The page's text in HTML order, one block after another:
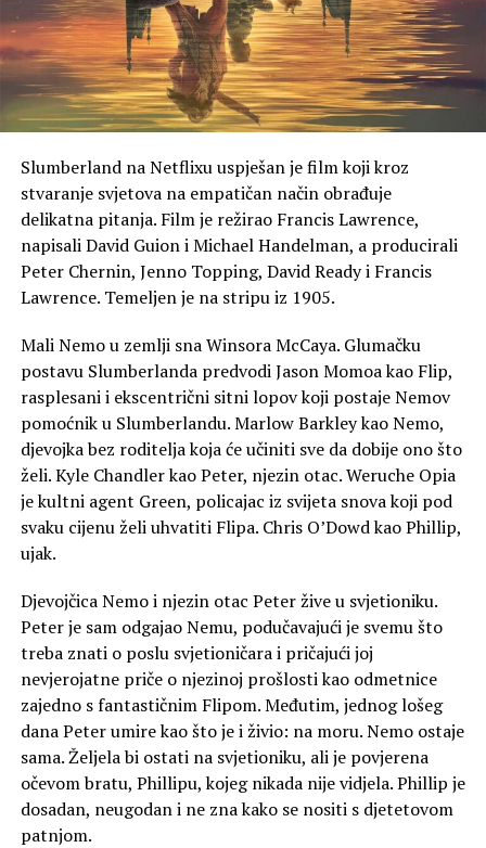
Slumberland na Netflixu uspješan je film koji kroz
stvaranje svjetova na empatičan način obrađuje
delikatna pitanja. Film je režirao Francis Lawrence,
napisali David Guion i Michael Handelman, a producirali
Peter Chernin, Jenno Topping, David Ready i Francis
Lawrence. Temeljen je na stripu iz 1905.
Mali Nemo u zemlji sna Winsora McCaya. Glumačku
postavu Slumberlanda predvodi Jason Momoa kao Flip,
rasplesani i ekscentrični sitni lopov koji postaje Nemov
pomoćnik u Slumberlandu. Marlow Barkley kao Nemo,
djevojka bez roditelja koja će učiniti sve da dobije ono što
želi. Kyle Chandler kao Peter, njezin otac. Weruche Opia
je kultni agent Green, policajac iz svijeta snova koji pod
svaku cijenu želi uhvatiti Flipa. Chris O’Dowd kao Phillip,
ujak.
Djevojčica Nemo i njezin otac Peter žive u svjetioniku.
Peter je sam odgajao Nemu, podučavajući je svemu što
treba znati o poslu svjetioničara i pričajući joj
nevjerojatne priče o njezinoj prošlosti kao odmetnice
zajedno s fantastičnim Flipom. Međutim, jednog lošeg
dana Peter umire kao što je i živio: na moru. Nemo ostaje
sama. Željela bi ostati na svjetioniku, ali je povjerena
očevom bratu, Phillipu, kojeg nikada nije vidjela. Phillip je
dosadan, neugodan i ne zna kako se nositi s djetetovom
patnjom.